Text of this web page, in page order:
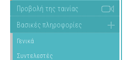
Προβολή της ταινίας
Βασικές πληροφορίες
Γενικά
Συντελεστές